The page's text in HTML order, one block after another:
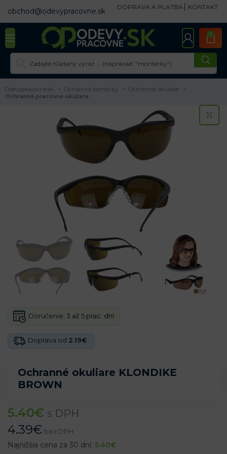
obchod@odevypracovne.sk DOPRAVA A PLATBA KONTAKT
0
Odevypracovne.sk Ochranné pomôcky
Ochranné okuliare
Ochranné pracovné okuliare
Ochranné okuliare KLONDIKE
BROWN
Doprava od 2.19€
Doručenie: 3 až 5 prac. dní
5.40€ s DPH
4.39€ bez DPH
Najnižšia cena za 30 dní: 5.40€